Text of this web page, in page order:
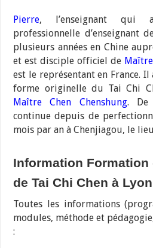
Pierre, l’enseignant qui
professionnelle d’enseignant
plusieurs années en Chine
et est disciple officiel de
est le représentant en France.
forme originelle du Tai Chi
Maître Chen Chenshung. De
continue depuis de
mois par an à Chenjiagou, le
Information Formation
de Tai Chi Chen à Lyon
Toutes les informations
modules, méthode et
: